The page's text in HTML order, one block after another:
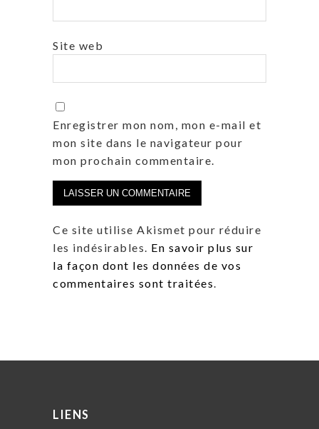
Site web
Enregistrer mon nom, mon e-mail et
mon site dans le navigateur pour
mon prochain commentaire.
Ce site utilise Akismet pour réduire
les indésirables. En savoir plus sur
la façon dont les données de vos
commentaires sont traitées.
LIENS